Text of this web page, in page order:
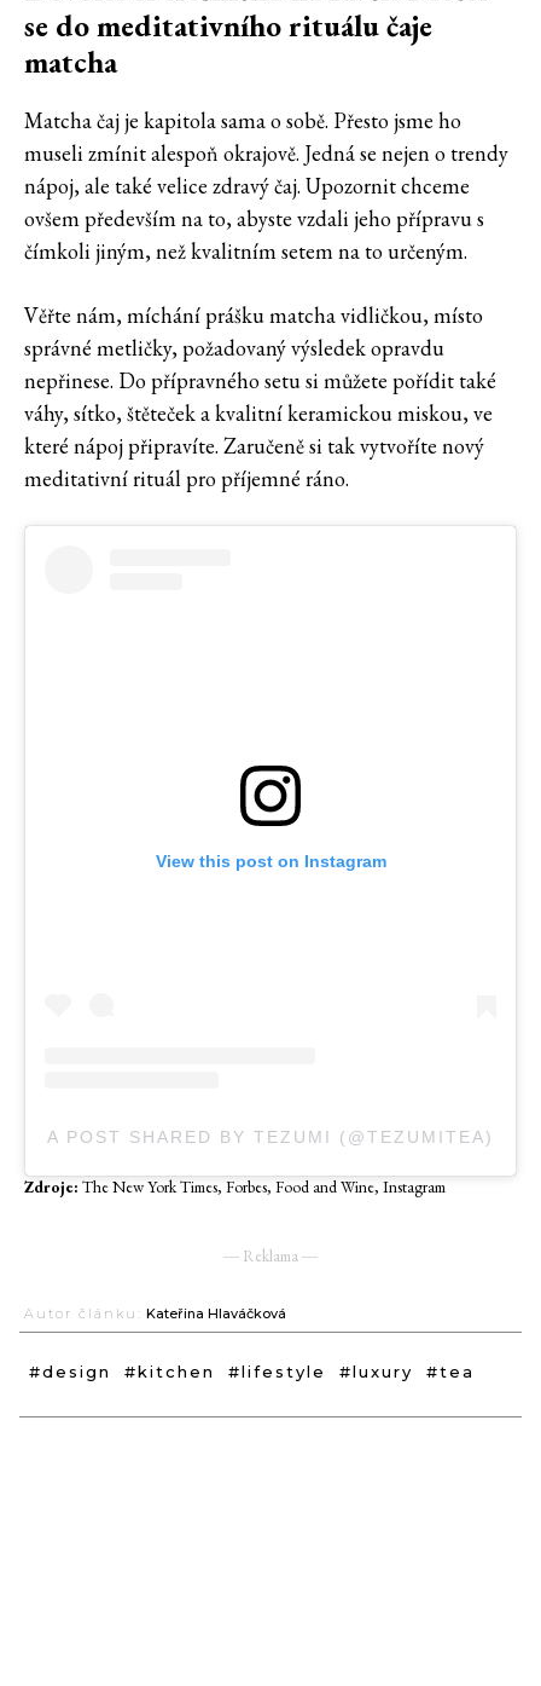
se do meditativního rituálu čaje
matcha
Matcha čaj je kapitola sama o sobě. Přesto jsme ho
museli zmínit alespoň okrajově. Jedná se nejen o trendy
nápoj, ale také velice zdravý čaj. Upozornit chceme
ovšem především na to, abyste vzdali jeho přípravu s
čímkoli jiným, než kvalitním setem na to určeným.
Věřte nám, míchání prášku matcha vidličkou, místo
správné metličky, požadovaný výsledek opravdu
nepřinese. Do přípravného setu si můžete pořídit také
váhy, sítko, štěteček a kvalitní keramickou miskou, ve
které nápoj připravíte. Zaručeně si tak vytvoříte nový
meditativní rituál pro příjemné ráno.
View this post on Instagram
A POST SHARED BY TEZUMI (@TEZUMITEA)
Zdroje: The New York Times, Forbes, Food and Wine, Instagram
― Reklama ―
Autor článku: Kateřina Hlaváčková
#design #kitchen #lifestyle #luxury #tea